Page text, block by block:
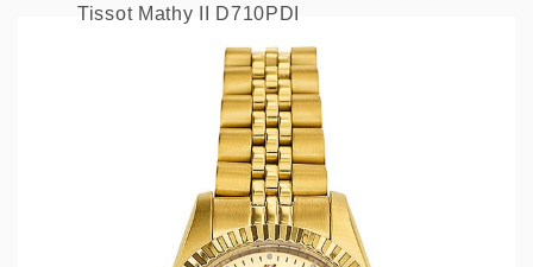
Tissot Mathy II D710PDI